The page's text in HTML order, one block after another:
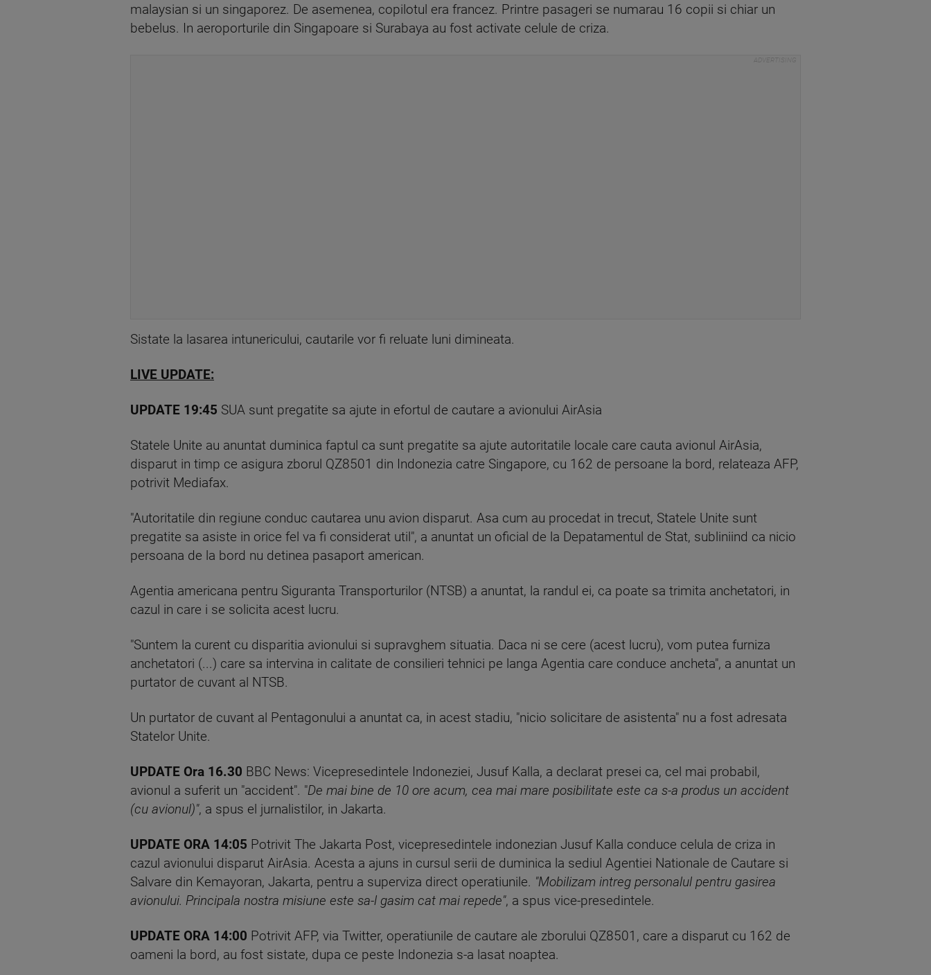
malaysian si un singaporez. De asemenea, copilotul era francez. Printre pasageri se numarau 16 copii si chiar un
bebelus. In aeroporturile din Singapoare si Surabaya au fost activate celule de criza.
Sistate la lasarea intunericului, cautarile vor fi reluate luni dimineata.
LIVE UPDATE:
UPDATE 19:45 SUA sunt pregatite sa ajute in efortul de cautare a avionului AirAsia
Statele Unite au anuntat duminica faptul ca sunt pregatite sa ajute autoritatile locale care cauta avionul AirAsia,
disparut in timp ce asigura zborul QZ8501 din Indonezia catre Singapore, cu 162 de persoane la bord, relateaza AFP,
potrivit Mediafax.
"Autoritatile din regiune conduc cautarea unu avion disparut. Asa cum au procedat in trecut, Statele Unite sunt
pregatite sa asiste in orice fel va fi considerat util", a anuntat un oficial de la Depatamentul de Stat, subliniind ca nicio
persoana de la bord nu detinea pasaport american.
Agentia americana pentru Siguranta Transporturilor (NTSB) a anuntat, la randul ei, ca poate sa trimita anchetatori, in
cazul in care i se solicita acest lucru.
"Suntem la curent cu disparitia avionului si supravghem situatia. Daca ni se cere (acest lucru), vom putea furniza
anchetatori (...) care sa intervina in calitate de consilieri tehnici pe langa Agentia care conduce ancheta", a anuntat un
purtator de cuvant al NTSB.
Un purtator de cuvant al Pentagonului a anuntat ca, in acest stadiu, "nicio solicitare de asistenta" nu a fost adresata
Statelor Unite.
UPDATE Ora 16.30 BBC News: Vicepresedintele Indoneziei, Jusuf Kalla, a declarat presei ca, cel mai probabil,
avionul a suferit un "accident". "De mai bine de 10 ore acum, cea mai mare posibilitate este ca s-a produs un accident
(cu avionul)", a spus el jurnalistilor, in Jakarta.
UPDATE ORA 14:05 Potrivit The Jakarta Post, vicepresedintele indonezian Jusuf Kalla conduce celula de criza in
cazul avionului disparut AirAsia. Acesta a ajuns in cursul serii de duminica la sediul Agentiei Nationale de Cautare si
Salvare din Kemayoran, Jakarta, pentru a superviza direct operatiunile. "Mobilizam intreg personalul pentru gasirea
avionului. Principala nostra misiune este sa-l gasim cat mai repede", a spus vice-presedintele.
UPDATE ORA 14:00 Potrivit AFP, via Twitter, operatiunile de cautare ale zborului QZ8501, care a disparut cu 162 de
oameni la bord, au fost sistate, dupa ce peste Indonezia s-a lasat noaptea.